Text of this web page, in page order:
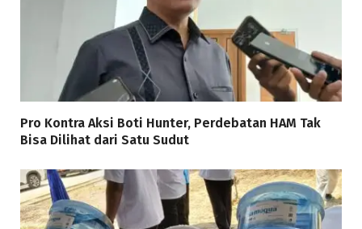
Pro Kontra Aksi Boti Hunter, Perdebatan HAM Tak
Bisa Dilihat dari Satu Sudut